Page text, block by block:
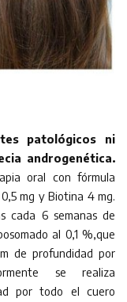
patológicos ni
androgenética.
oral con fórmula
mg y Biotina 4 mg.
cada 6 semanas de
al 0,1 %,que
de profundidad por
se realiza
por todo el cuero